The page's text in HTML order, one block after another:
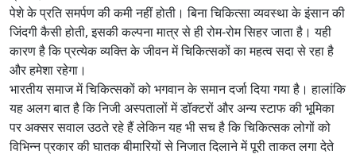
पेशे के प्रति समर्पण की कमी नहीं होती। बिना चिकित्सा व्यवस्था के इंसान की
जिंदगी कैसी होती, इसकी कल्पना मात्र से ही रोम-रोम सिहर जाता है। यही
कारण है कि प्रत्येक व्यक्ति के जीवन में चिकित्सकों का महत्व सदा से रहा है
और हमेशा रहेगा।
भारतीय समाज में चिकित्सकों को भगवान के समान दर्जा दिया गया है। हालांकि
यह अलग बात है कि निजी अस्पतालों में डॉक्टरों और अन्य स्टाफ की भूमिका
पर अक्सर सवाल उठते रहे हैं लेकिन यह भी सच है कि चिकित्सक लोगों को
विभिन्न प्रकार की घातक बीमारियों से निजात दिलाने में पूरी ताकत लगा देते